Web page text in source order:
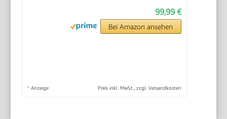
99,99 €
Bei Amazon ansehen
* Anzeige Preis inkl. MwSt., zzgl. Versandkosten